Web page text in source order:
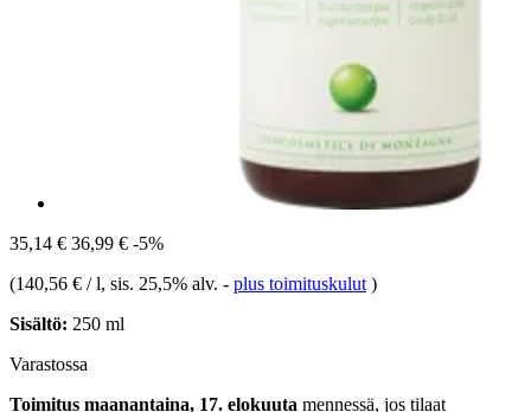
35,14 € 36,99 € -5%
(140,56 € / l, sis. 25,5% alv. - plus toimituskulut )
Sisältö: 250 ml
Varastossa
Toimitus maanantaina, 17. elokuuta mennessä, jos tilaat